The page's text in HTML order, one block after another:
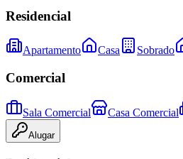
Residencial
Apartamento Casa Sobrado
Comercial
Sala Comercial Casa Comercial
Alugar